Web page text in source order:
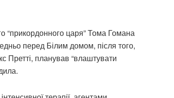
царя” Тома Гомана
перед Білим домом, після того,
Претті, планував “влаштувати